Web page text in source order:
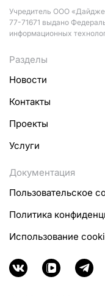
Учредитель ООО
77-71671 выдано
информационных
Разделы
Новости
Контакты
Проекты
Услуги
Документация
Пользовательское
Политика
Использование